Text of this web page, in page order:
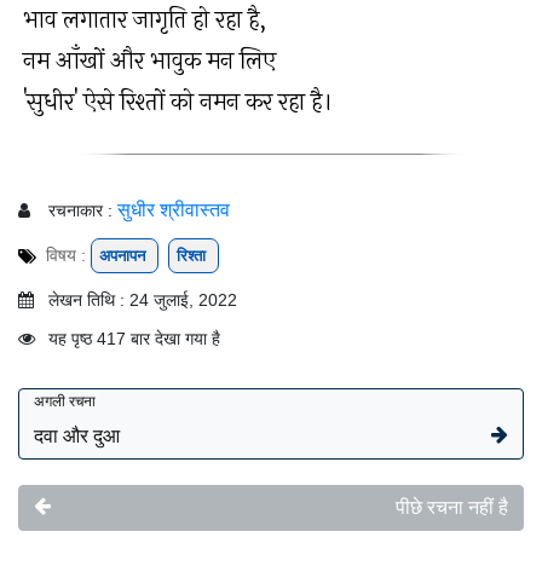
भाव लगातार जागृति हो रहा है,
नम आँखों और भावुक मन लिए
'सुधीर' ऐसे रिश्तों को नमन कर रहा है।
रचनाकार : सुधीर श्रीवास्तव
विषय : अपनापन रिश्ता
लेखन तिथि : 24 जुलाई, 2022
यह पृष्ठ 417 बार देखा गया है
अगली रचना
दवा और दुआ
पीछे रचना नहीं है